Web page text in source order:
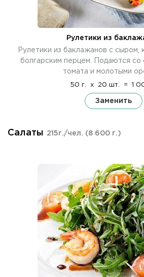
Рулетики из
Рулетики из баклажанов с сыром,
болгарским перцем. Подаются со
томата и молотыми
50 г. x 20 шт. = 1
Заменить
Салаты 215г./чел. (8 600 г.)